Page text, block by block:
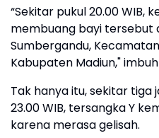
“Sekitar pukul 20.00 WIB,
membuang bayi tersebut
Sumbergandu,
Kabupaten Madiun,"
Tak hanya itu, sekitar tiga
23.00 WIB, tersangka Y
karena merasa gelisah.